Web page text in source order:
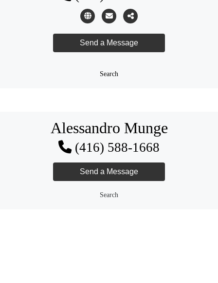
Search
Alessandro Munge
(416) 588-1668
Search